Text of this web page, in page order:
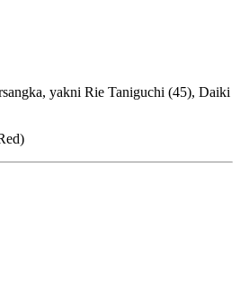
yakni Rie Taniguchi (45), Daiki